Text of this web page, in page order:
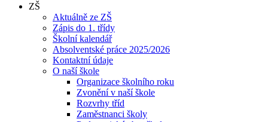
ZŠ
Aktuálně ze ZŠ
Zápis do 1. třídy
Školní kalendář
Absolventské práce 2025/2026
Kontaktní údaje
O naší škole
Organizace školního roku
Zvonění v naší škole
Rozvrhy tříd
Zaměstnanci školy